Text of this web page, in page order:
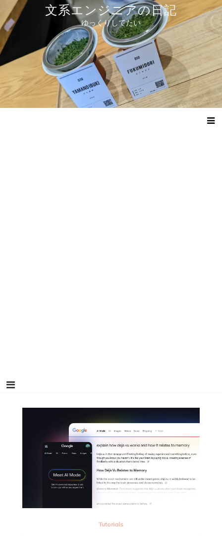
テ
ツ
へ
ス
ッ
プ
文系エンジニアの日記
ゆっくりしてたい
Tutorials